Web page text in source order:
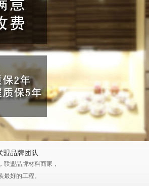
盟品牌团队
联盟品牌材料商家，
最好的工程。